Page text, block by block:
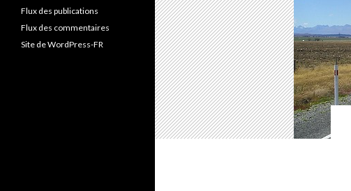
Flux des publications
Flux des commentaires
Site de WordPress-FR